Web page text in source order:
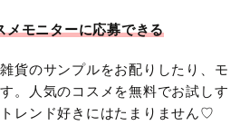
メモニターに応募できる
貨のサンプルをお配りしたり、モ
。人気のコスメを無料でお試しす
レンド好きにはたまりません♡